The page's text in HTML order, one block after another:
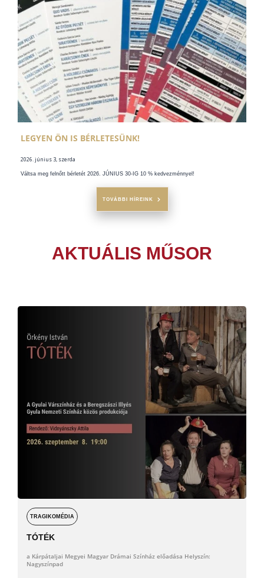
LEGYEN ÖN IS BÉRLETESÜNK!
2026. június 3, szerda
Váltsa meg felnőtt bérletét 2026. JÚNIUS 30-IG 10 % kedvezménnyel!
TOVÁBBI HÍREINK
AKTUÁLIS MŰSOR
TRAGIKOMÉDIA
TÓTÉK
a Kárpátaljai Megyei Magyar Drámai Színház előadása Helyszín:
Nagyszínpad